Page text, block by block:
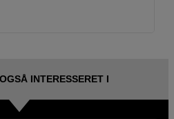
INTERESSERET I